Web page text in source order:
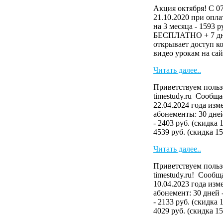
Акция октября! С
21.10.2020 при
на 3 месяца - 1593
БЕСПЛАТНО + 7
открывает доступ
видео урокам на
Читать далее..
Приветствуем
timestudy.ru
22.04.2024 года
абонементы: 30
- 2403 руб. (скидка
4539 руб. (скидка
Читать далее..
Приветствуем
timestudy.ru!
10.04.2023 года
абонемент: 30 дней
- 2133 руб. (скидка
4029 руб. (скидка